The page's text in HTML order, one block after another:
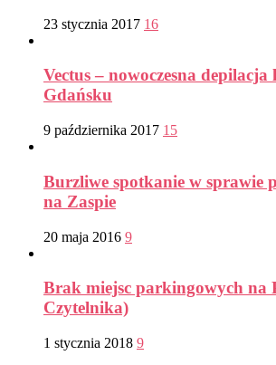
23 stycznia 2017 16
Vectus – nowoczesna depilacja
Gdańsku
9 października 2017 15
Burzliwe spotkanie w sprawie
na Zaspie
20 maja 2016 9
Brak miejsc parkingowych na
Czytelnika)
1 stycznia 2018 9